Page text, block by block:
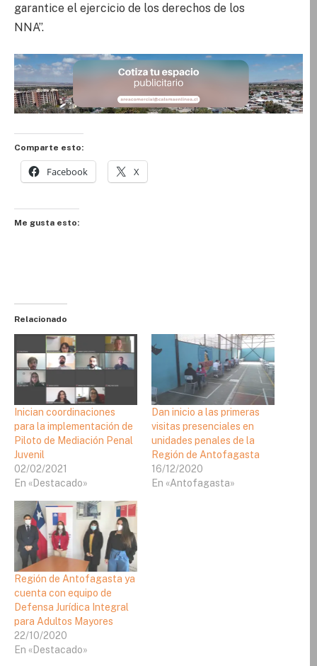
garantice el ejercicio de los derechos de los
NNA”.
Comparte esto:
Facebook X
Me gusta esto:
Relacionado
Inician coordinaciones
para la implementación de
Piloto de Mediación Penal
Juvenil
02/02/2021
En «Destacado»
Dan inicio a las primeras
visitas presenciales en
unidades penales de la
Región de Antofagasta
16/12/2020
En «Antofagasta»
Región de Antofagasta ya
cuenta con equipo de
Defensa Jurídica Integral
para Adultos Mayores
22/10/2020
En «Destacado»